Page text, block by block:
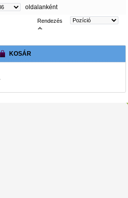
oldalanként
Rendezés
KOSÁR